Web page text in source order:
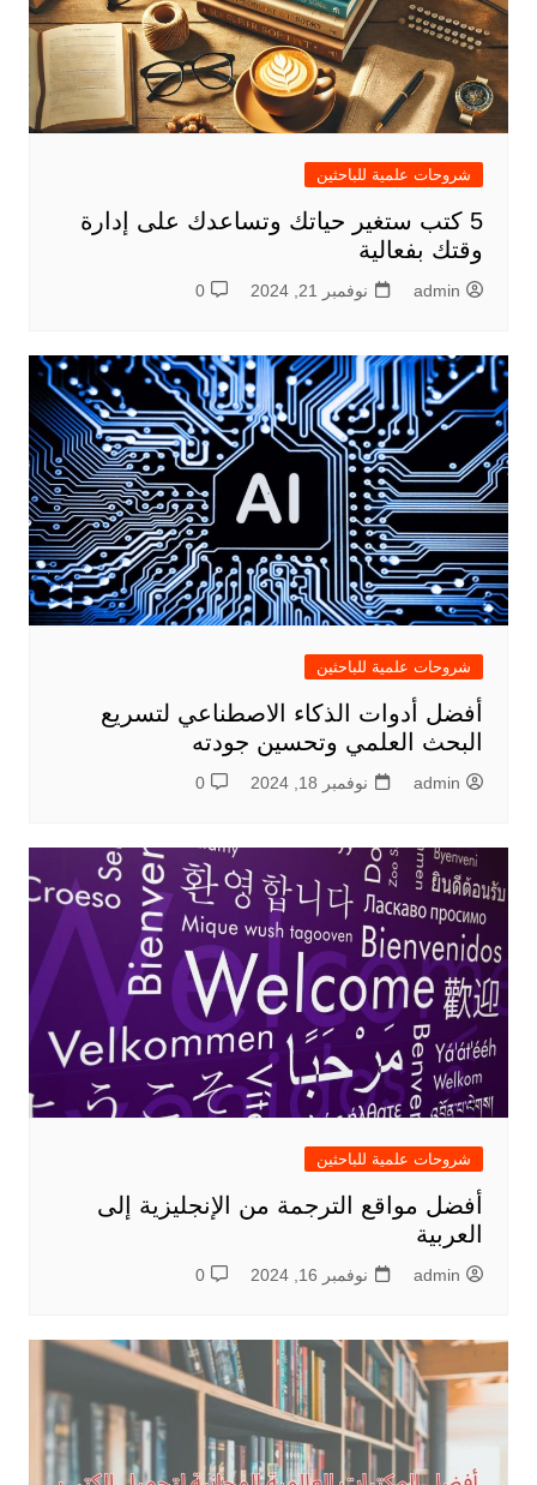
شروحات علمية للباحثين
5 كتب ستغير حياتك وتساعدك على إدارة
وقتك بفعالية
admin نوفمبر 21, 2024 0
شروحات علمية للباحثين
أفضل أدوات الذكاء الاصطناعي لتسريع
البحث العلمي وتحسين جودته
admin نوفمبر 18, 2024 0
شروحات علمية للباحثين
أفضل مواقع الترجمة من الإنجليزية إلى
العربية
admin نوفمبر 16, 2024 0